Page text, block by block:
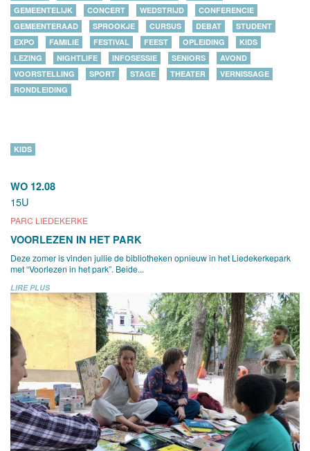
GEMEENTELIJK
CONCERT WEDSTRIJD
CONFERENCIE
GEMEENTERAAD
SPROOKJE CURSUS DEBAT
STUDENT
EXPO
FAMILIE FESTIVAL FEEST OPLEIDING
KIDS
LEZING
NIGHTLIFE INFOSESSIE SENIORS
AVOND
VOORSTELLING
SPORT STAGE THEATER
VERNISSAGE
RONDLEIDING
WO 12.08
15U
PARC LIEDEKERKE
KIDS
VOORLEZEN IN HET PARK
Deze zomer is vinden jullie de bibliotheken opnieuw in het Liedekerkepark
met “Voorlezen in het park”. Beide...
LIRE PLUS